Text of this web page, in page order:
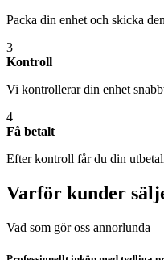
Packa din enhet och skicka
3
Kontroll
Vi kontrollerar din enhet
4
Få betalt
Efter kontroll får du din
Varför kunder
Vad som gör oss annorlunda